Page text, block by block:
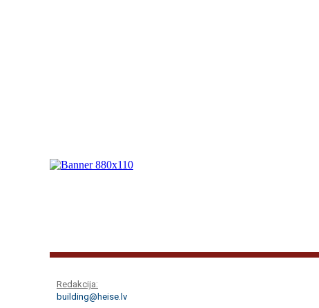
Redakcija:
building@heise.lv